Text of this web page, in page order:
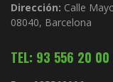
Dirección: Calle
08040, Barcelona
TEL: 93 556 20 00